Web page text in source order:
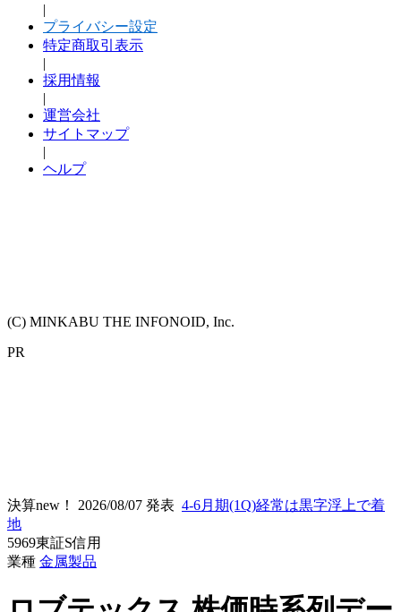
|
プライバシー設定
特定商取引表示
|
採用情報
|
運営会社
サイトマップ
|
ヘルプ
(C) MINKABU THE INFONOID, Inc.
PR
決算new！ 2026/08/07 発表 4-6月期(1Q)経常は黒字浮上で着
地
5969東証S信用
業種 金属製品